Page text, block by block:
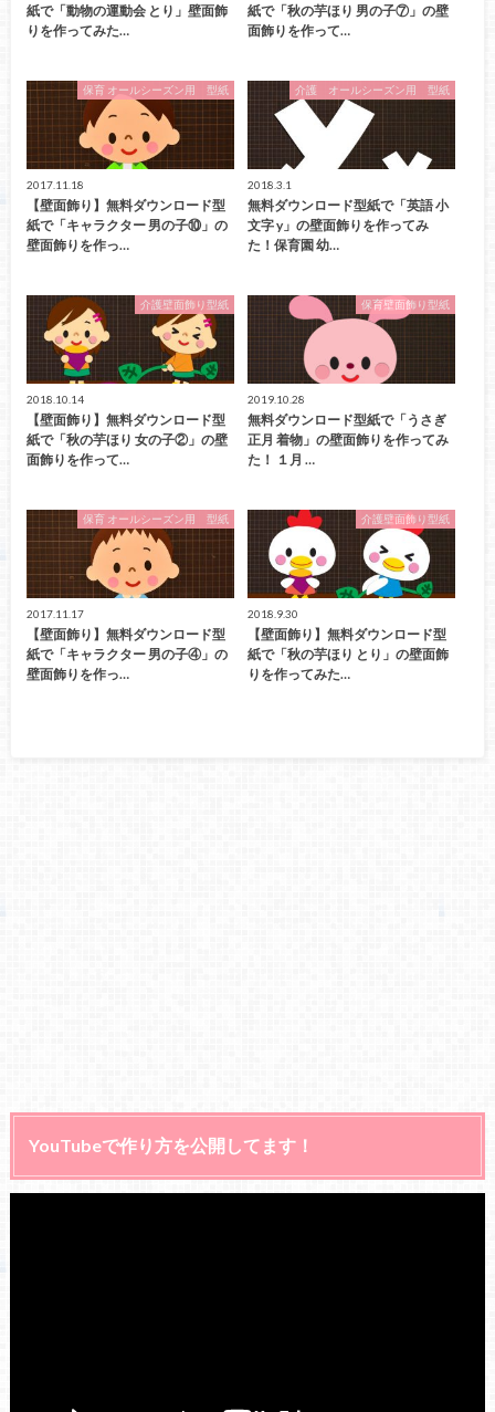
紙で「動物の運動会 とり」壁面飾
りを作ってみた…
紙で「秋の芋ほり 男の子⑦」の壁
面飾りを作って…
保育 オールシーズン用 型紙
2017.11.18
【壁面飾り】無料ダウンロード型
紙で「キャラクター 男の子⑩」の
壁面飾りを作っ…
介護 オールシーズン用 型紙
2018.3.1
無料ダウンロード型紙で「英語 小
文字 y」の壁面飾りを作ってみ
た！保育園 幼…
介護壁面飾り型紙
2018.10.14
【壁面飾り】無料ダウンロード型
紙で「秋の芋ほり 女の子②」の壁
面飾りを作って…
保育壁面飾り型紙
2019.10.28
無料ダウンロード型紙で「うさぎ
正月 着物」の壁面飾りを作ってみ
た！ １月 …
保育 オールシーズン用 型紙
2017.11.17
【壁面飾り】無料ダウンロード型
紙で「キャラクター 男の子④」の
壁面飾りを作っ…
介護壁面飾り型紙
2018.9.30
【壁面飾り】無料ダウンロード型
紙で「秋の芋ほり とり」の壁面飾
りを作ってみた…
YouTubeで作り方を公開してます！